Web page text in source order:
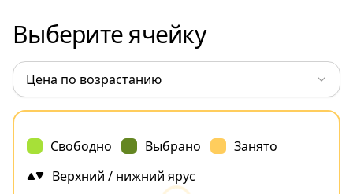
Выберите ячейку
Свободно Выбрано
Занято
Верхний / нижний ярус